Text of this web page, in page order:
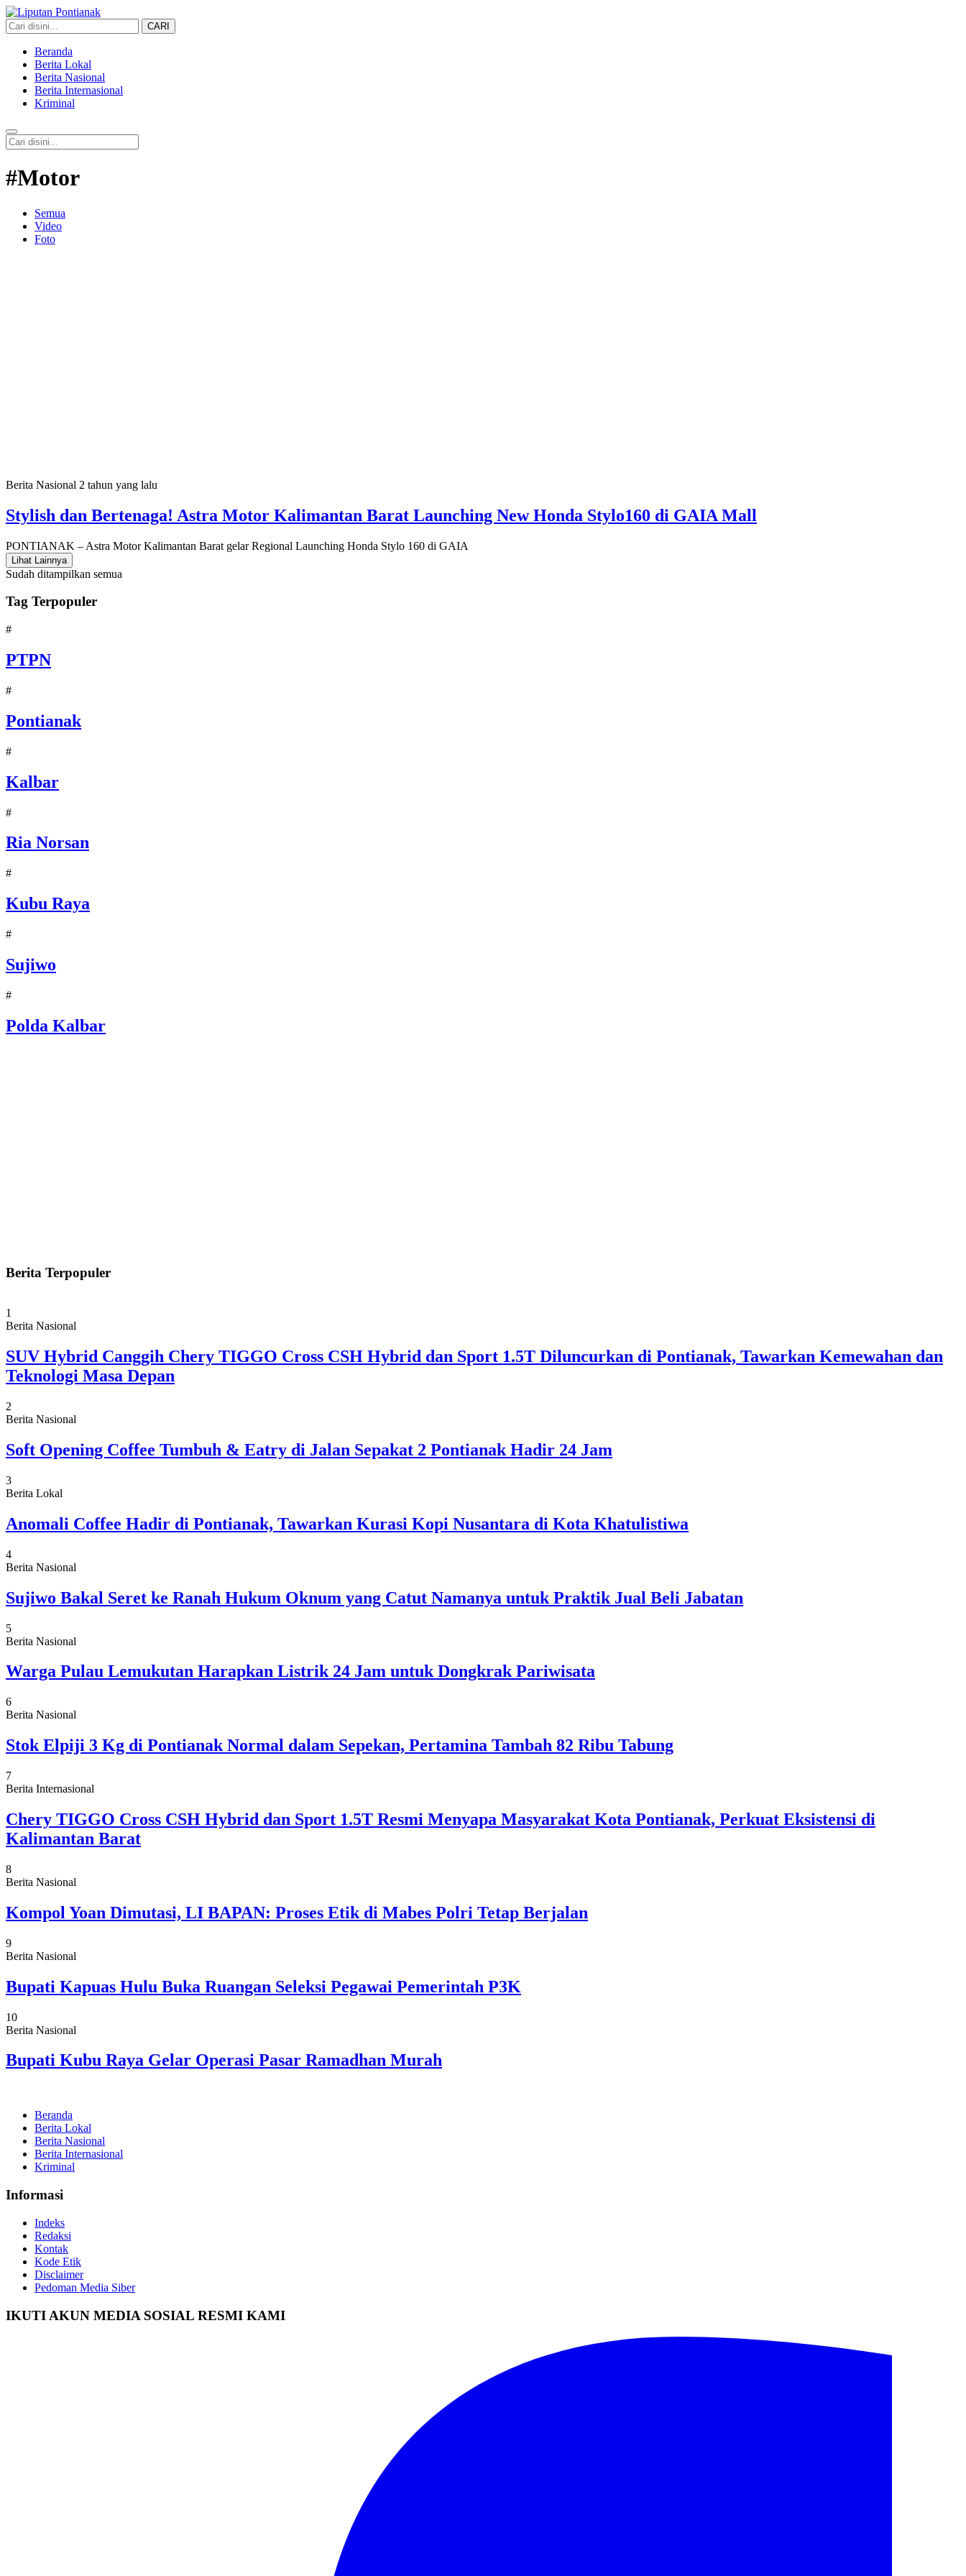
Liputan Pontianak
Berita Terkini dan TerUpdate
CARI
Beranda
Berita Lokal
Berita Nasional
Berita Internasional
Kriminal
#Motor
Semua
Video
Foto
Berita Nasional 2 tahun yang lalu
Stylish dan Bertenaga! Astra Motor Kalimantan Barat Launching New Honda Stylo160 di GAIA Mall
PONTIANAK – Astra Motor Kalimantan Barat gelar Regional Launching Honda Stylo 160 di GAIA
Lihat Lainnya
Sudah ditampilkan semua
Tag Terpopuler
#
PTPN
#
Pontianak
#
Kalbar
#
Ria Norsan
#
Kubu Raya
#
Sujiwo
#
Polda Kalbar
Berita Terpopuler
1
Berita Nasional
SUV Hybrid Canggih Chery TIGGO Cross CSH Hybrid dan Sport 1.5T Diluncurkan di Pontianak, Tawarkan Kemewahan dan
Teknologi Masa Depan
2
Berita Nasional
Soft Opening Coffee Tumbuh & Eatry di Jalan Sepakat 2 Pontianak Hadir 24 Jam
3
Berita Lokal
Anomali Coffee Hadir di Pontianak, Tawarkan Kurasi Kopi Nusantara di Kota Khatulistiwa
4
Berita Nasional
Sujiwo Bakal Seret ke Ranah Hukum Oknum yang Catut Namanya untuk Praktik Jual Beli Jabatan
5
Berita Nasional
Warga Pulau Lemukutan Harapkan Listrik 24 Jam untuk Dongkrak Pariwisata
6
Berita Nasional
Stok Elpiji 3 Kg di Pontianak Normal dalam Sepekan, Pertamina Tambah 82 Ribu Tabung
7
Berita Internasional
Chery TIGGO Cross CSH Hybrid dan Sport 1.5T Resmi Menyapa Masyarakat Kota Pontianak, Perkuat Eksistensi di
Kalimantan Barat
8
Berita Nasional
Kompol Yoan Dimutasi, LI BAPAN: Proses Etik di Mabes Polri Tetap Berjalan
9
Berita Nasional
Bupati Kapuas Hulu Buka Ruangan Seleksi Pegawai Pemerintah P3K
10
Berita Nasional
Bupati Kubu Raya Gelar Operasi Pasar Ramadhan Murah
Beranda
Berita Lokal
Berita Nasional
Berita Internasional
Kriminal
Informasi
Indeks
Redaksi
Kontak
Kode Etik
Disclaimer
Pedoman Media Siber
IKUTI AKUN MEDIA SOSIAL RESMI KAMI